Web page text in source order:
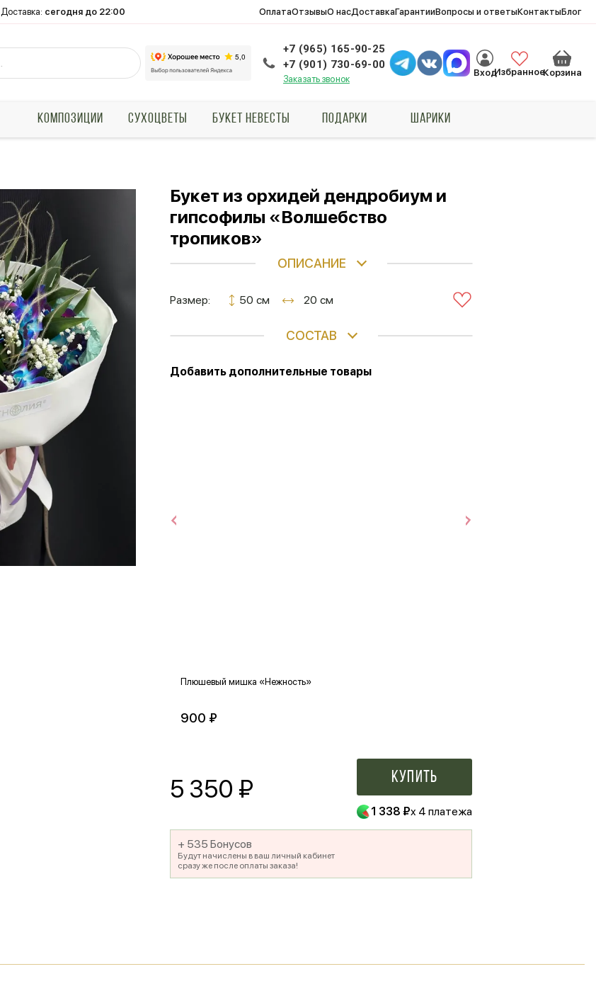
Доставка: сегодня до 22:00 ОплатаОтзывыО насДоставкаГарантииВопросы и ответыКонтактыБлог
+7 (965) 165-90-25
+7 (901) 730-69-00
Заказать звонок
ВходИзбранноеКорзина
КОМПОЗИЦИИ СУХОЦВЕТЫ БУКЕТ НЕВЕСТЫ ПОДАРКИ ШАРИКИ
Букет из орхидей дендробиум и
гипсофилы «Волшебство
тропиков»
ОПИСАНИЕ
Размер: 50 см 20 см
СОСТАВ
Добавить дополнительные товары
Плюшевый мишка «Нежность»
900 ₽
5 350 ₽ Купить
1 338 ₽x 4 платежа
+ 535 Бонусов
Будут начислены в ваш личный кабинет
сразу же после оплаты заказа!